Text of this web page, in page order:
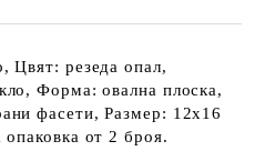
Цвят: резеда опал,
Форма: овална плоска,
фасети, Размер: 12х16
от 2 броя.